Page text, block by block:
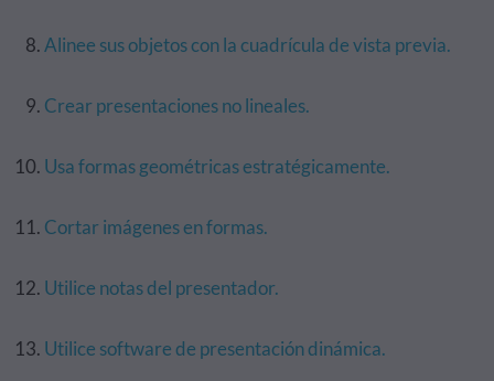
Alinee sus objetos con la cuadrícula de vista previa.
Crear presentaciones no lineales.
Usa formas geométricas estratégicamente.
Cortar imágenes en formas.
Utilice notas del presentador.
Utilice software de presentación dinámica.